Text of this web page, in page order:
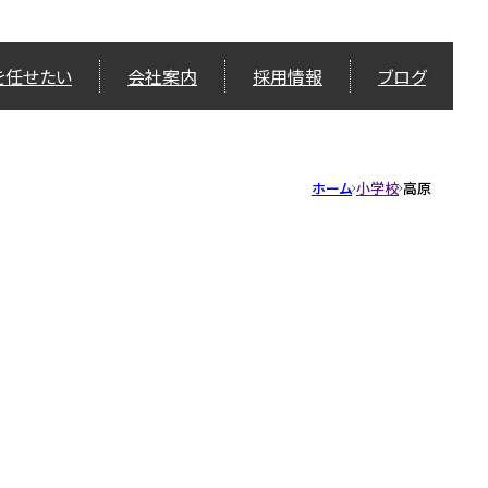
せたい 会社案内 採用情報 ブログ
ホーム 小学校 高原